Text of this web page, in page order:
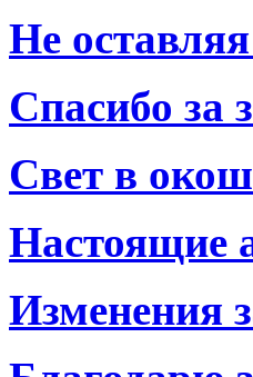
Не
Спасибо за
Свет в
Настоящие
Изменения